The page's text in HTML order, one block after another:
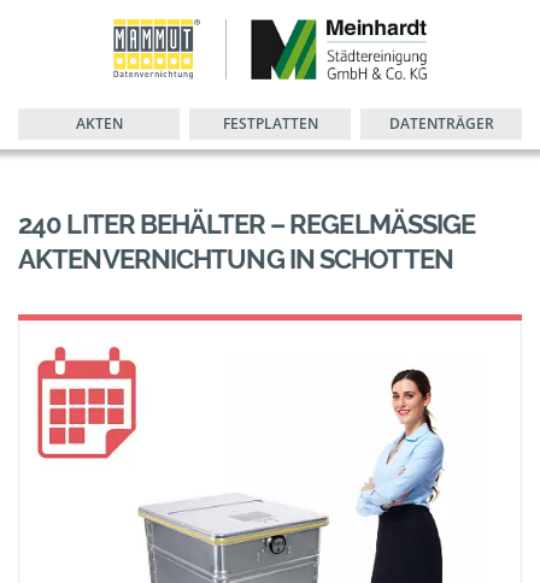
AKTEN FESTPLATTEN DATENTRÄGER
240 LITER BEHÄLTER – REGELMÄSSIGE A
KTENVERNICHTUNG IN SCHOTTEN